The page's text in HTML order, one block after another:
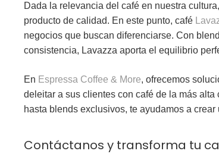
Dada la relevancia del café en nuestra
producto de calidad. En este punto, café
negocios que buscan diferenciarse. Con
consistencia, Lavazza aporta el equilibrio
En Espressa Coffee & More, ofrecemos
deleitar a sus clientes con café de la más
hasta blends exclusivos, te ayudamos a
Contáctanos y transforma tu